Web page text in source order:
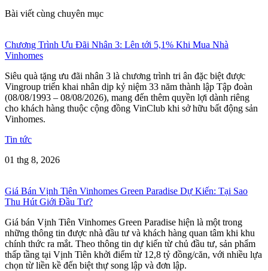
Bài viết cùng chuyên mục
Chương Trình Ưu Đãi Nhân 3: Lên tới 5,1% Khi Mua Nhà
Vinhomes
Siêu quà tặng ưu đãi nhân 3 là chương trình tri ân đặc biệt được
Vingroup triển khai nhân dịp kỷ niệm 33 năm thành lập Tập đoàn
(08/08/1993 – 08/08/2026), mang đến thêm quyền lợi dành riêng
cho khách hàng thuộc cộng đồng VinClub khi sở hữu bất động sản
Vinhomes.
Tin tức
01 thg 8, 2026
Giá Bán Vịnh Tiên Vinhomes Green Paradise Dự Kiến: Tại Sao
Thu Hút Giới Đầu Tư?
Giá bán Vịnh Tiên Vinhomes Green Paradise hiện là một trong
những thông tin được nhà đầu tư và khách hàng quan tâm khi khu
chính thức ra mắt. Theo thông tin dự kiến từ chủ đầu tư, sản phẩm
thấp tầng tại Vịnh Tiên khởi điểm từ 12,8 tỷ đồng/căn, với nhiều lựa
chọn từ liền kề đến biệt thự song lập và đơn lập.